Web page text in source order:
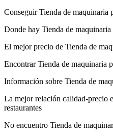
Conseguir Tienda de maquinaria
Donde hay Tienda de maquinaria
El mejor precio de Tienda de
Encontrar Tienda de maquinaria
Información sobre Tienda de
La mejor relación calidad-precio
restaurantes
No encuentro Tienda de